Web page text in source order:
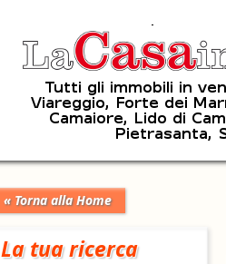
« Torna alla Home
La tua ricerca